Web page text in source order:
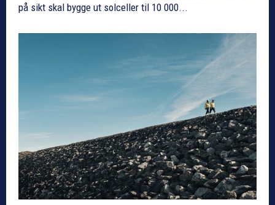
på sikt skal bygge ut solceller til 10 000...